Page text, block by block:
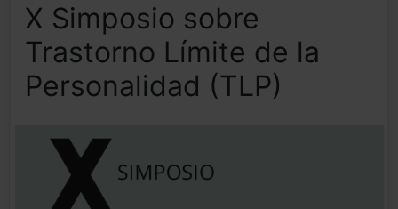
X Simposio sobre
Trastorno Límite de la
Personalidad (TLP)